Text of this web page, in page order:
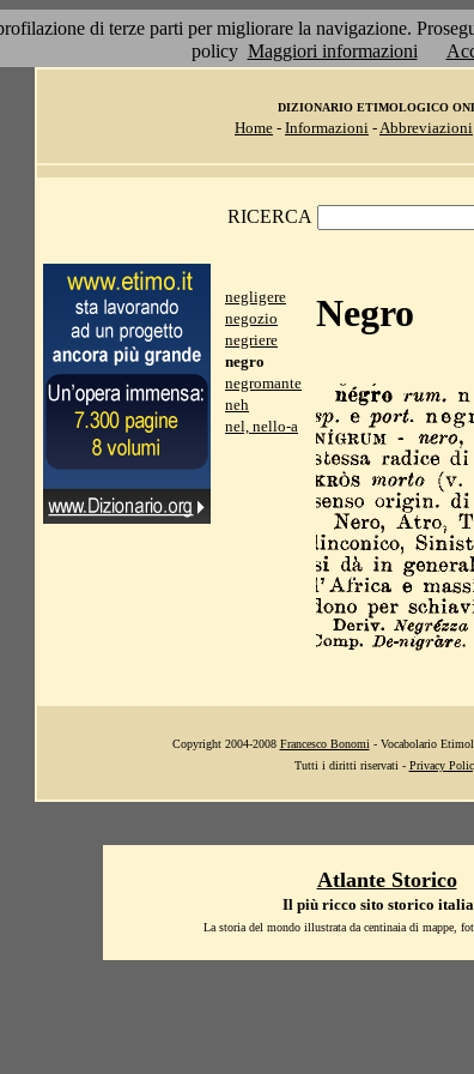
di terze parti per migliorare la navigazione.
policy Maggiori informazioni
DIZIONARIO ETIMOLOGICO
Home - Informazioni -Abbreviazioni
RICERCA
negligere
negozio
negriere
negro
negromante
neh
nel, nello-a
Negro
Copyright 2004-2008 Francesco Bonomi - Vocabolario
Tutti i diritti riservati - Privacy
Atlante Storico
Il più ricco sito storico
La storia del mondo illustrata da centinaia di mappe,